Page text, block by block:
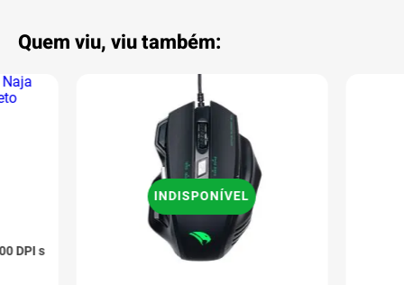
Quem viu, viu também:
DPI s
INDISPONÍVEL